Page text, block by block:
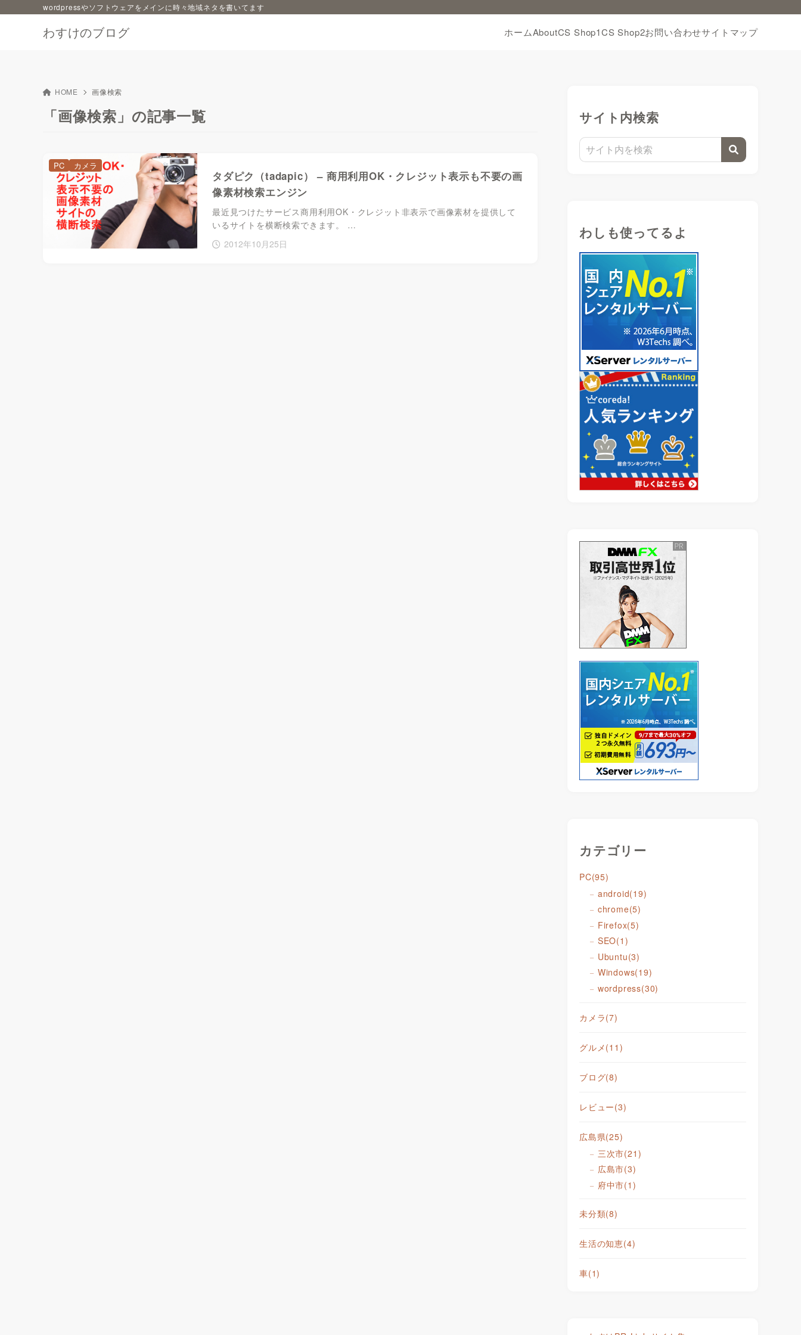
わすけのブログ
wordpressやソフトウェアをメインに時々地域ネタを書いてます
ホームAboutCS Shop1CS Shop2お問い合わせサイトマップ
HOME 画像検索
「画像検索」の記事一覧
タダピク（tadapic） – 商用利用OK・クレジット表示も不要の画
像素材検索エンジン
最近見つけたサービス商用利用OK・クレジット非表示で画像素材を提供して
いるサイトを横断検索できます。 …
2012年10月25日
PC カメラ
サイト内検索
わしも使ってるよ
カテゴリー
PC(95)
android(19)
chrome(5)
Firefox(5)
SEO(1)
Ubuntu(3)
Windows(19)
wordpress(30)
カメラ(7)
グルメ(11)
ブログ(8)
レビュー(3)
広島県(25)
三次市(21)
広島市(3)
府中市(1)
未分類(8)
生活の知恵(4)
車(1)